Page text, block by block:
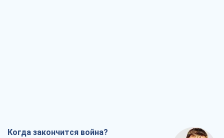
Когда закончится война?